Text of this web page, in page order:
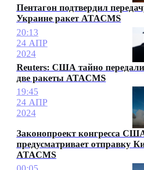
Пентагон подтвердил
Украине ракет ATACMS
20:13
24 АПР
2024
Reuters: США тайно
две ракеты ATACMS
19:45
24 АПР
2024
Законопроект конгресса
предусматривает отправку
ATACMS